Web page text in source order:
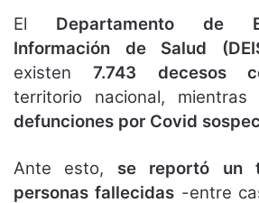
El Departamento de
Información de Salud
existen 7.743 decesos
territorio nacional,
defunciones por Covid
Ante esto, se reportó un
personas fallecidas -entre